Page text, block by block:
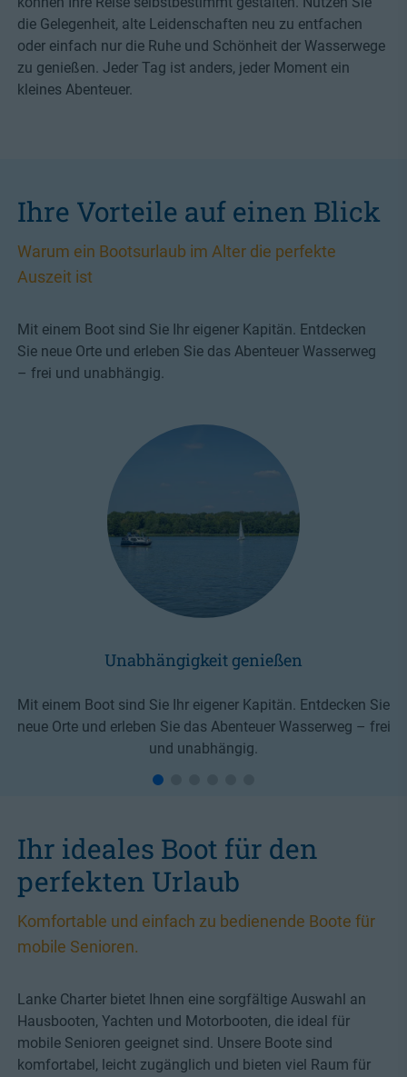
die Gelegenheit, alte Leidenschaften neu zu entfachen
oder einfach nur die Ruhe und Schönheit der Wasserwege
zu genießen. Jeder Tag ist anders, jeder Moment ein
kleines Abenteuer.
Ihre Vorteile auf einen Blick
Warum ein Bootsurlaub im Alter die perfekte
Auszeit ist
Mit einem Boot sind Sie Ihr eigener Kapitän. Entdecken
Sie neue Orte und erleben Sie das Abenteuer Wasserweg
– frei und unabhängig.
Unabhängigkeit genießen
Mit einem Boot sind Sie Ihr eigener Kapitän. Entdecken Sie
neue Orte und erleben Sie das Abenteuer Wasserweg – frei
und unabhängig.
Ihr ideales Boot für den
perfekten Urlaub
Komfortable und einfach zu bedienende Boote für
mobile Senioren.
Lanke Charter bietet Ihnen eine sorgfältige Auswahl an
Hausbooten, Yachten und Motorbooten, die ideal für
mobile Senioren geeignet sind. Unsere Boote sind
komfortabel, leicht zugänglich und bieten viel Raum für